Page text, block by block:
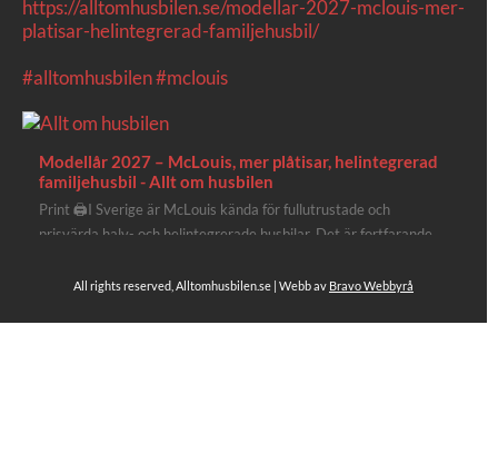
https://alltomhusbilen.se/modellar-2027-mclouis-mer-
platisar-helintegrerad-familjehusbil/
#alltomhusbilen#mclouis
Modellår 2027 – McLouis, mer plåtisar, helintegrerad
familjehusbil - Allt om husbilen
Print 🖨I Sverige är McLouis kända för fullutrustade och
prisvärda halv- och helintegrerade husbilar. Det är fortfarande
plåtisutbud lite extra kärlek med hela 3 nya utrustningsnivåer.
All rights reserved, Alltomhusbilen.se | Webb av Bravo Webbyrå